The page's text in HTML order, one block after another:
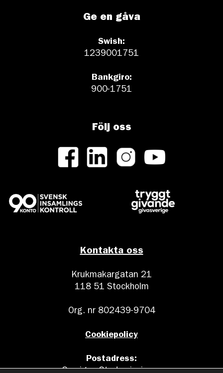
Kontakta oss
Krukmakargatan 21
118 51 Stockholm
Org. nr 802439-9704
Cookiepolicy
Postadress:
Ge en gåva
Swish:
1239001751
Bankgiro:
900-1751
Följ oss